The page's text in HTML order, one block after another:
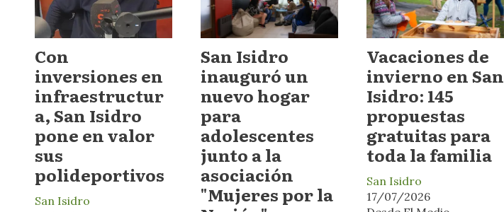
Con
inversiones en
infraestructur
a, San Isidro
pone en valor
sus
polideportivos
San Isidro
San Isidro
inauguró un
nuevo hogar
para
adolescentes
junto a la
asociación
"Mujeres por la
Vacaciones de
invierno en San
Isidro: 145
propuestas
gratuitas para
toda la familia
San Isidro
17/07/2026